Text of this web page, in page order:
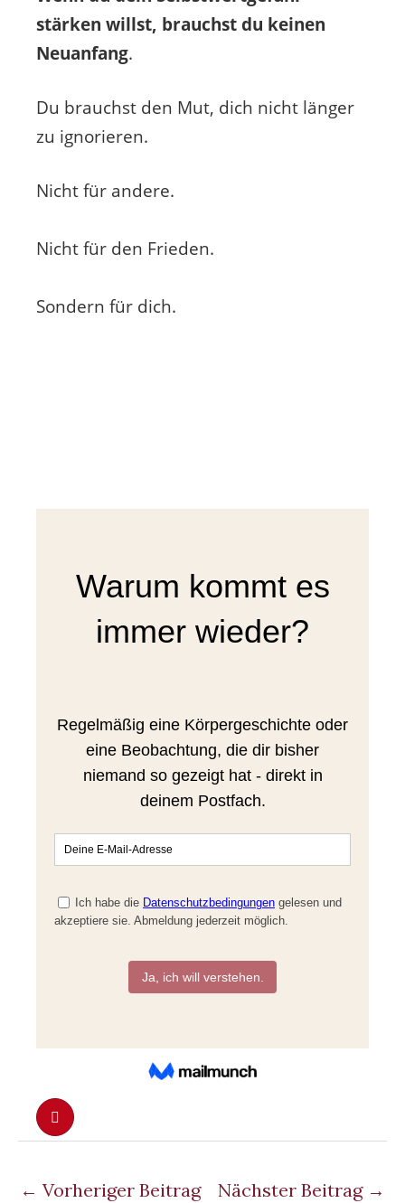
stärken willst, brauchst du keinen
Neuanfang.
Du brauchst den Mut, dich nicht länger
zu ignorieren.
Nicht für andere.
Nicht für den Frieden.
Sondern für dich.
← Vorheriger Beitrag Nächster Beitrag →